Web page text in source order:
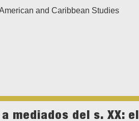
and Caribbean Studies
mediados del s. XX: el